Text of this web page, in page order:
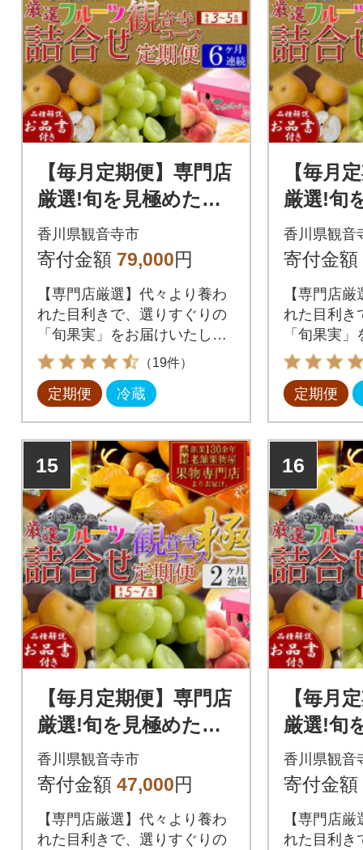
【毎月定期便】専門店
厳選!旬を見極めた、
厳選フルーツ詰合せ
【観音寺コース】全6
香川県観音寺市
寄付金額 79,000円
【専門店厳選】代々より養わ
れた目利きで、選りすぐりの
「旬果実」をお届けいたしま
す!
（19件）
定期便 冷蔵
【毎月
厳選!旬
厳選フ
【観音
香川県観音
寄付金額
【専門店
れた目利き
「旬果実
す!
定期便
15
【毎月定期便】専門店
厳選!旬を見極めた、
厳選フルーツ詰合せ
【観音寺コース-極-】
香川県観音寺市
寄付金額 47,000円
【専門店厳選】代々より養わ
れた目利きで、選りすぐりの
16
【毎月
厳選!旬
厳選フ
【観音
香川県観音
寄付金額
【専門店
れた目利き